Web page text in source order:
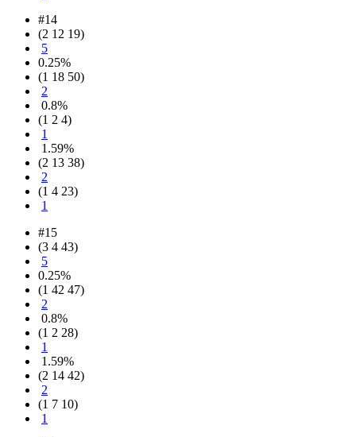
#14
(2 12 19)
5
0.25%
(1 18 50)
2
0.8%
(1 2 4)
1
1.59%
(2 13 38)
2
(1 4 23)
1
#15
(3 4 43)
5
0.25%
(1 42 47)
2
0.8%
(1 2 28)
1
1.59%
(2 14 42)
2
(1 7 10)
1